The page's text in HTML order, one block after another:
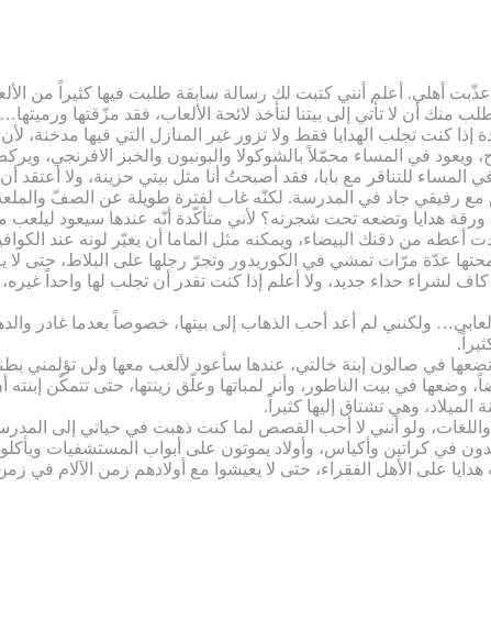
أن لا تأتي إلى بيتنا لتأخذ لائحة الألعاب، فقد مزّقتها ورميتها…
إذا كنت تجلب الهدايا فقط ولا تزور غير المنازل التي فيها مدخنة،
ويعود في المساء محمّلاً بالشوكولا والبونبون والخبز
للتناقر مع بابا، فقد أصبحتُ أنا مثل بيتي حزينة، ولا أعتقد
مع رفيقي جاد في المدرسة. لكنّه غاب لفترة طويلة عن الصفّ
هدايا وتضعه تحت شجرته؟ لأني متأكّدة أنّه عندها سيعود ليلعب
أعطه من ذقنك البيضاء، ويمكنه مثل الماما أن يغيّر لونه عند
عدّة مرّات تمشي في الكوريدور وتجرّ رجلها على البلاط، حتى لا
حذاء جديد، ولا أعلم إذا كنت تقدر أن تجلب لها واحداً غيره،
ولكنني لم أعد أحب الذهاب إلى بيتها، خصوصاً بعدما غادر
وضعها في بيت الناطور، وأنر لمباتها وعلّق زينتها، حتى تتمكّن
وهي تشتاق إليها كثيراً.
واللغات، ولو أنني لا أحب القصص لما كنت ذهبت في حياتي إلى
في كراتين وأكياس، وأولاد يموتون على أبواب المستشفيات
هدايا على الأهل الفقراء، حتى لا يعيشوا مع أولادهم زمن الآلام في